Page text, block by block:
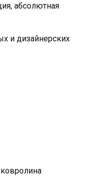
абсолютная
и дизайнерских